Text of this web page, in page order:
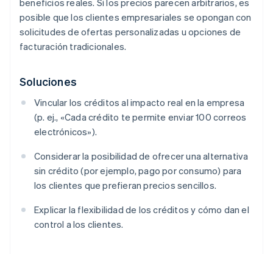
beneficios reales. Si los precios parecen arbitrarios, es
posible que los clientes empresariales se opongan con
solicitudes de ofertas personalizadas u opciones de
facturación tradicionales.
Soluciones
Vincular los créditos al impacto real en la empresa
(p. ej., «Cada crédito te permite enviar 100 correos
electrónicos»).
Considerar la posibilidad de ofrecer una alternativa
sin crédito (por ejemplo, pago por consumo) para
los clientes que prefieran precios sencillos.
Explicar la flexibilidad de los créditos y cómo dan el
control a los clientes.